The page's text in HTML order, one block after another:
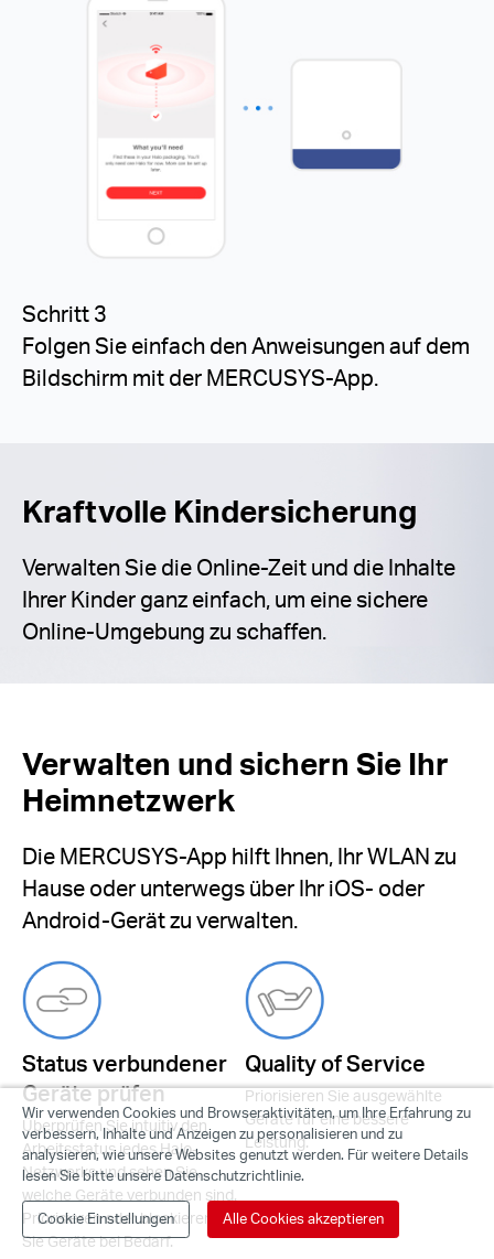
Schritt 3
Folgen Sie einfach den Anweisungen auf dem
Bildschirm mit der MERCUSYS-App.
Kraftvolle Kindersicherung
Verwalten Sie die Online-Zeit und die Inhalte
Ihrer Kinder ganz einfach, um eine sichere
Online-Umgebung zu schaffen.
Verwalten und sichern Sie Ihr
Heimnetzwerk
Die MERCUSYS-App hilft Ihnen, Ihr WLAN zu
Hause oder unterwegs über Ihr iOS- oder
Android-Gerät zu verwalten.
Status verbundener
Geräte prüfen
Überprüfen Sie intuitiv den
Arbeitsstatus jedes Halo-
Netzwerks und sehen Sie,
welche Geräte verbunden sind.
Priorisieren oder blockieren
Sie Geräte bei Bedarf.
Quality of Service
Priorisieren Sie ausgewählte
Geräte für eine bessere
Leistung.
Wir verwenden Cookies und Browseraktivitäten, um Ihre Erfahrung zu
verbessern, Inhalte und Anzeigen zu personalisieren und zu
analysieren, wie unsere Websites genutzt werden. Für weitere Details
lesen Sie bitte unsere Datenschutzrichtlinie.
Cookie Einstellungen Alle Cookies akzeptieren